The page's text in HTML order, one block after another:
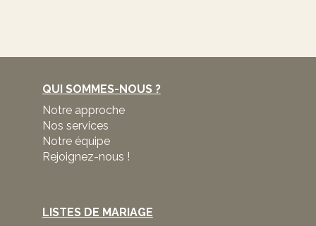
QUI SOMMES-NOUS ?
Notre approche
Nos services
Notre équipe
Rejoignez-nous !
LISTES DE MARIAGE